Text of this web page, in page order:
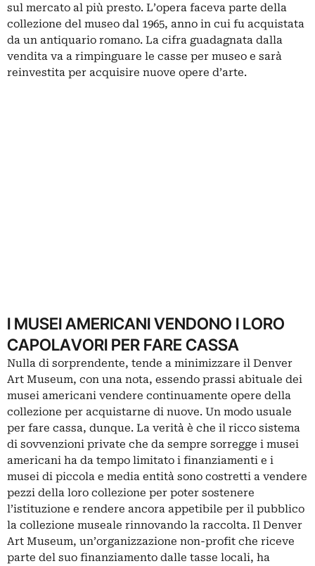
sul mercato al più presto. L’opera faceva parte della
collezione del museo dal 1965, anno in cui fu acquistata
da un antiquario romano. La cifra guadagnata dalla
vendita va a rimpinguare le casse per museo e sarà
reinvestita per acquisire nuove opere d’arte.
I MUSEI AMERICANI VENDONO I LORO
CAPOLAVORI PER FARE CASSA
Nulla di sorprendente, tende a minimizzare il Denver
Art Museum, con una nota, essendo prassi abituale dei
musei americani vendere continuamente opere della
collezione per acquistarne di nuove. Un modo usuale
per fare cassa, dunque. La verità è che il ricco sistema
di sovvenzioni private che da sempre sorregge i musei
americani ha da tempo limitato i finanziamenti e i
musei di piccola e media entità sono costretti a vendere
pezzi della loro collezione per poter sostenere
l’istituzione e rendere ancora appetibile per il pubblico
la collezione museale rinnovando la raccolta. Il Denver
Art Museum, un’organizzazione non-profit che riceve
parte del suo finanziamento dalle tasse locali, ha